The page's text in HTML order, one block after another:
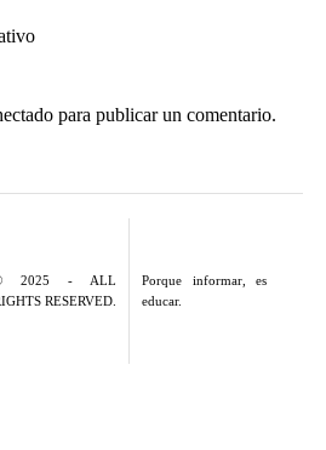
para publicar un comentario.
2025 - ALL
RESERVED.
Porque informar, es
educar.